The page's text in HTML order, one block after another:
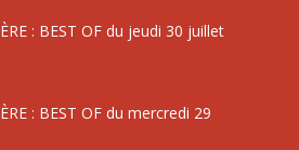
: BEST OF du jeudi 30 juillet
: BEST OF du mercredi 29